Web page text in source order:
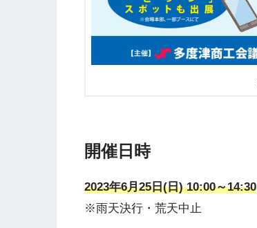
開催日時
2023年6月25日(日) 10:00～14:30
※雨天決行・荒天中止